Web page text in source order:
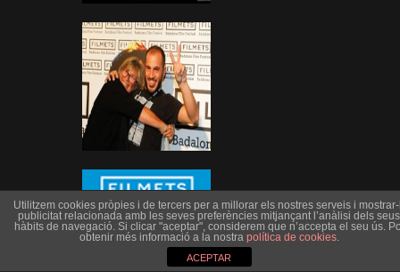
Utilitzem cookies pròpies i de tercers per a millorar els nostres serveis i
publicitat relacionada amb les seves preferències mitjançant l’anàlisi dels seus
hàbits de navegació. Si clicar "aceptar", considerem que n’accepta el seu ús.
obtenir més informació a la nostra política de cookies.
ACEPTAR